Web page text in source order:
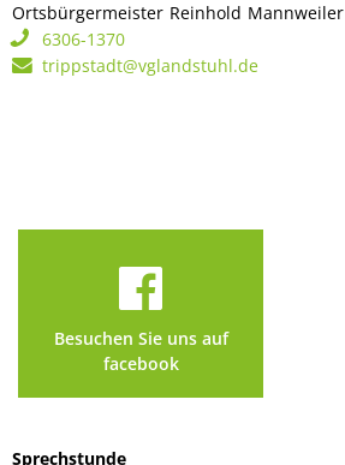
Ortsbürgermeister Reinhold Mannweiler
6306-1370
trippstadt@vglandstuhl.de
Besuchen Sie uns auf
facebook
Sprechstunde